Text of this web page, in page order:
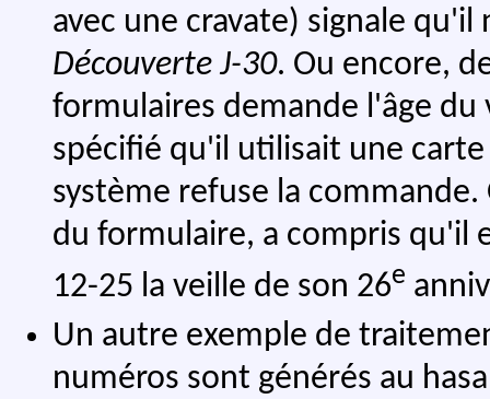
avec une cravate) signale
Découverte J-30. Ou encore,
formulaires demande l'âge du
spécifié qu'il utilisait une carte
système refuse la
du formulaire, a compris qu'il
12-25 la veille de son 26e
Un autre exemple de
numéros sont générés au